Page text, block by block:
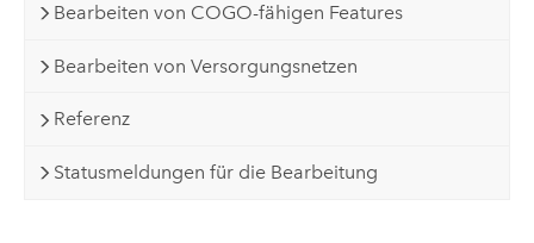
Bearbeiten von COGO-fähigen Features
Bearbeiten von Versorgungsnetzen
Referenz
Statusmeldungen für die Bearbeitung